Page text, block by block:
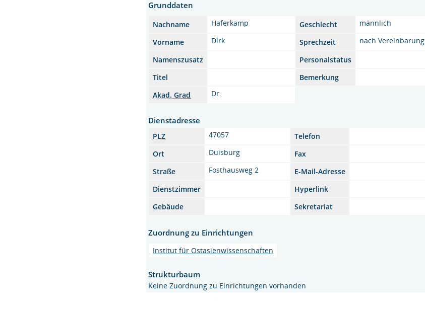
Grunddaten
Nachname Haferkamp Geschlecht
männlich
Vorname
Dirk Sprechzeit
nach Vereinbarung
Namenszusatz
Personalstatus
Titel
Bemerkung
Akad. Grad
Dr.
Dienstadresse
PLZ 47057
Telefon
Ort
Duisburg
Fax
Straße
Fosthausweg 2
E-Mail-Adresse
Dienstzimmer
Hyperlink
Gebäude
Sekretariat
Zuordnung zu Einrichtungen
Institut für Ostasienwissenschaften
Strukturbaum
Keine Zuordnung zu Einrichtungen vorhanden